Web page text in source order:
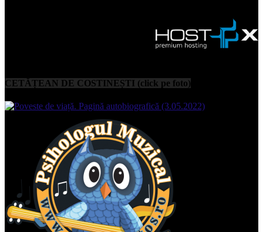
CETĂȚEAN DE COSTINEȘTI (click pe foto)